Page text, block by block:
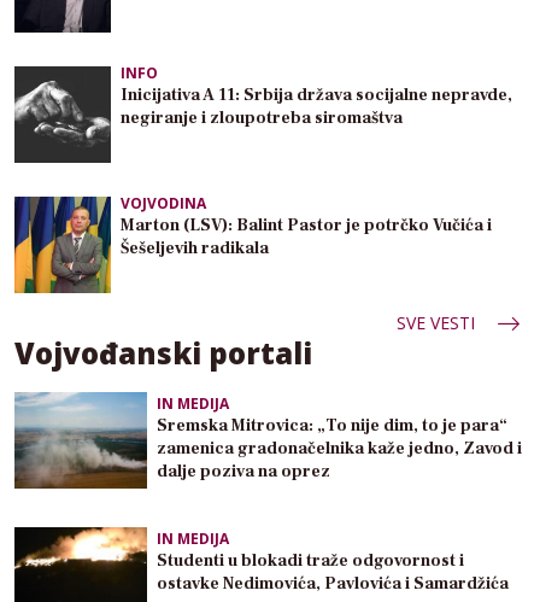
INFO
Inicijativa A 11: Srbija država socijalne nepravde,
negiranje i zloupotreba siromaštva
VOJVODINA
Marton (LSV): Balint Pastor je potrčko Vučića i
Šešeljevih radikala
SVE VESTI
Vojvođanski portali
IN MEDIJA
Sremska Mitrovica: „To nije dim, to je para“
zamenica gradonačelnika kaže jedno, Zavod i
dalje poziva na oprez
IN MEDIJA
Studenti u blokadi traže odgovornost i
ostavke Nedimovića, Pavlovića i Samardžića